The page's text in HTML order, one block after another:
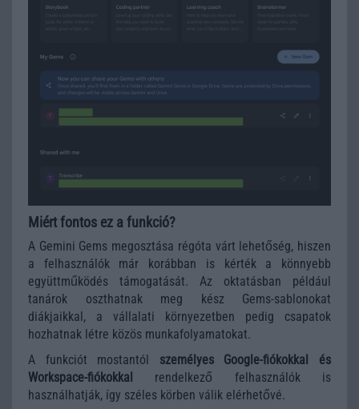
Miért fontos ez a funkció?
A Gemini Gems megosztása régóta várt lehetőség, hiszen
a felhasználók már korábban is kérték a könnyebb
együttműködés támogatását. Az oktatásban például
tanárok oszthatnak meg kész Gems-sablonokat
diákjaikkal, a vállalati környezetben pedig csapatok
hozhatnak létre közös munkafolyamatokat.
A funkciót mostantól személyes Google-fiókokkal és
Workspace-fiókokkal
rendelkező felhasználók is
használhatják, így széles körben válik elérhetővé.